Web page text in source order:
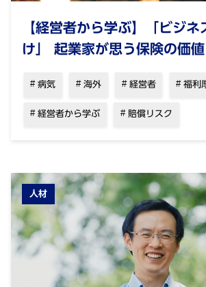
【経営者から学ぶ】「ビジネ
け」 起業家が思う保険の価値
病気 海外 経営者 福利
経営者から学ぶ 賠償リスク
人材